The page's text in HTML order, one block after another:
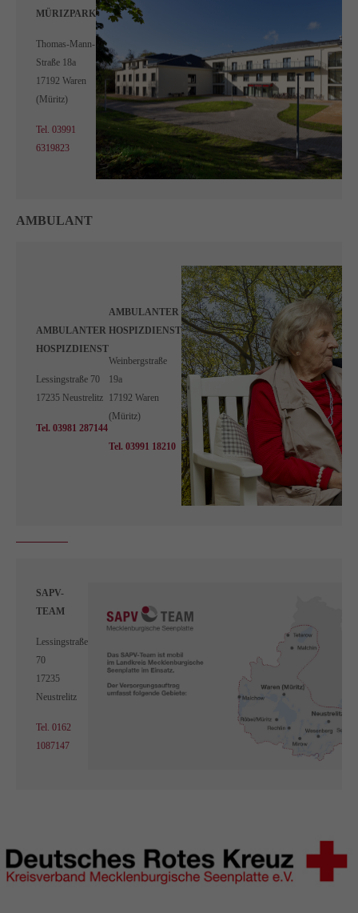
MÜRIZPARK
Thomas-Mann-
Straße 18a
17192 Waren
(Müritz)
Tel. 03991
6319823
AMBULANT
AMBULANTER
HOSPIZDIENST
Lessingstraße 70
17235 Neustrelitz
Tel. 03981 287144
AMBULANTER
HOSPIZDIENST
Weinbergstraße
19a
17192 Waren
(Müritz)
Tel. 03991 18210
SAPV-
TEAM
Lessingstraße
70
17235
Neustrelitz
Tel. 0162
1087147